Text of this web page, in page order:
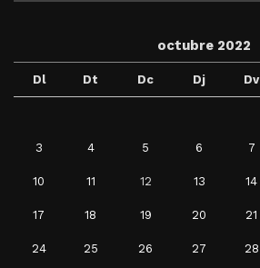
octubre 2022
Dl Dt Dc Dj Dv
3 4 5 6 7
10 11 12 13 14
17 18 19 20 21
24 25 26 27 28